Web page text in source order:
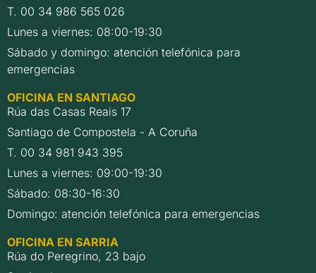
T. 00 34 986 565 026
Lunes a viernes: 08:00-19:30
Sábado y domingo: atención telefónica para
emergencias
OFICINA EN SANTIAGO
Rúa das Casas Reais 17
Santiago de Compostela - A Coruña
T. 00 34 981 943 395
Lunes a viernes: 09:00-19:30
Sábado: 08:30-16:30
Domingo: atención telefónica para emergencias
OFICINA EN SARRIA
Rúa do Peregrino, 23 bajo